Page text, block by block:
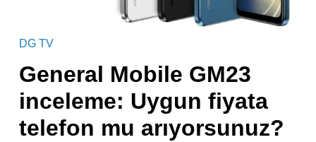
DG TV
General Mobile GM23
inceleme: Uygun fiyata
telefon mu arıyorsunuz?